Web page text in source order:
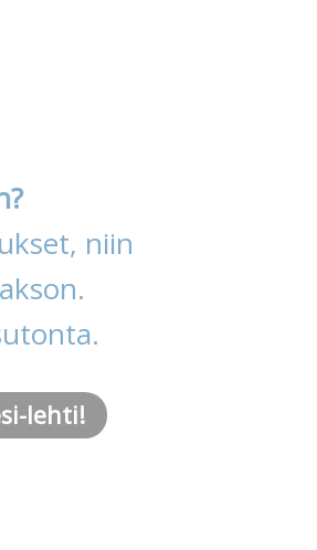
niin
lehti!